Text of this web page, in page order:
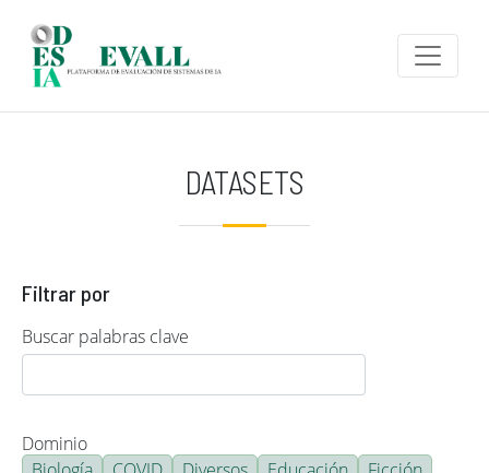
DATASETS
Filtrar por
Buscar palabras clave
Dominio